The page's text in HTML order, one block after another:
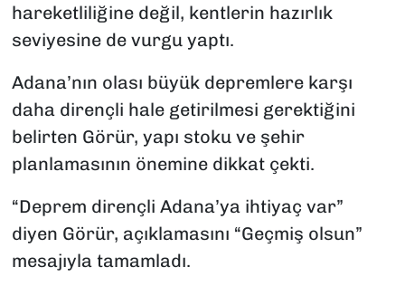
hareketliliğine değil, kentlerin hazırlık
seviyesine de vurgu yaptı.
Adana’nın olası büyük depremlere karşı
daha dirençli hale getirilmesi gerektiğini
belirten Görür, yapı stoku ve şehir
planlamasının önemine dikkat çekti.
“Deprem dirençli Adana’ya ihtiyaç var”
diyen Görür, açıklamasını “Geçmiş olsun”
mesajıyla tamamladı.